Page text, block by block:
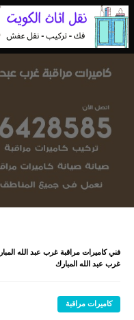
التخطي
إلى
المحتوى
هل تبحث عن أفضل خدمات
تصليح جميع الخدمات
غرب عبد الله المبارك
كاميرات مراقبة